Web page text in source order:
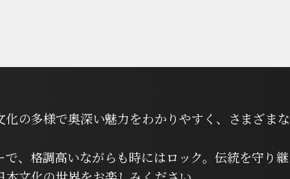
化の多様で奥深い魅力をわかりやすく、さまざま
、格調高いながらも時にはロック。伝統を守り